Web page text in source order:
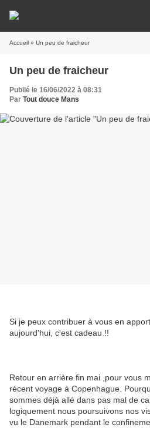
Accueil » Un peu de fraicheur
Un peu de fraicheur
Publié le 16/06/2022 à 08:31
Par Tout douce Mans
Si je peux contribuer à vous en
aujourd'hui, c'est cadeau !!
Retour en arrière fin mai ,pour vous
récent voyage à Copenhague.
sommes déjà allé dans pas mal de
logiquement nous poursuivons nos
vu le Danemark pendant le